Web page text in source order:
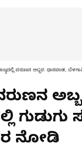
ವರುಣನ ಅಬ್ಬರ: ಧಾರವಾಡ,
ಗುಡುಗು
ನೋಡಿ